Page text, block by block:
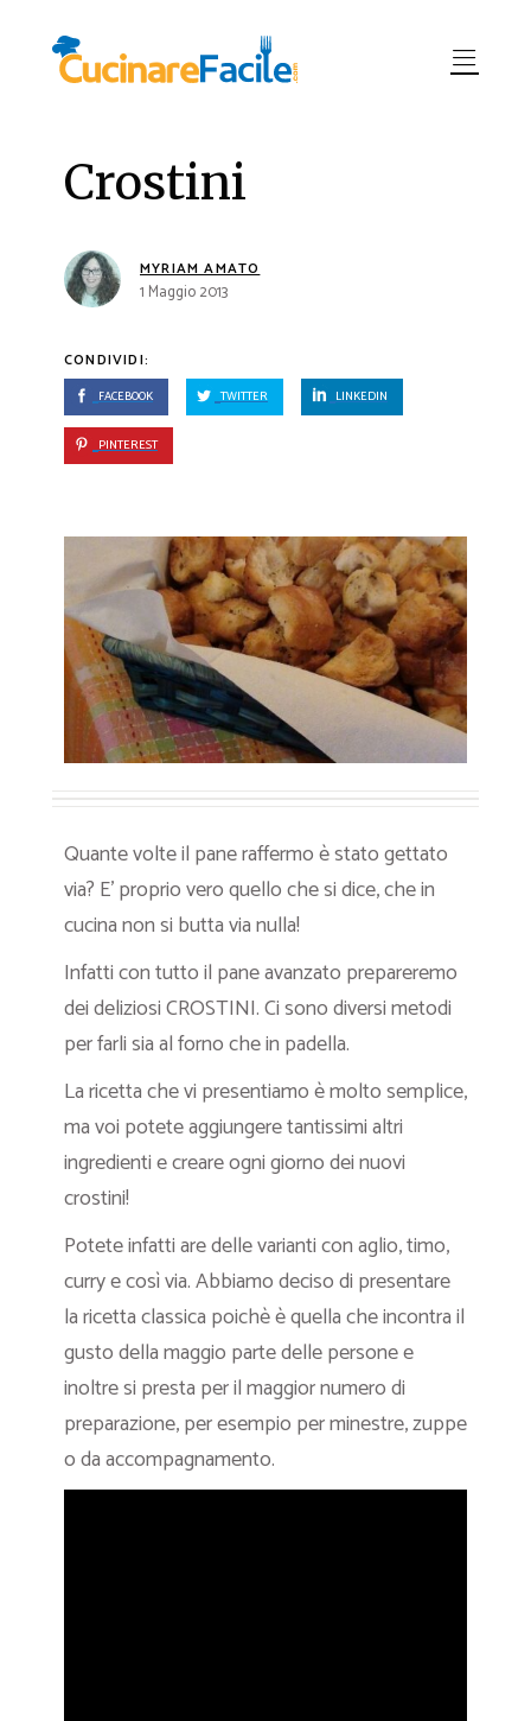
Crostini
MYRIAM AMATO
1 Maggio 2013
CONDIVIDI:
FACEBOOK TWITTER LINKEDIN
PINTEREST
Quante volte il pane raffermo è stato gettato
via? E’ proprio vero quello che si dice, che in
cucina non si butta via nulla!
Infatti con tutto il pane avanzato prepareremo
dei deliziosi CROSTINI. Ci sono diversi metodi
per farli sia al forno che in padella.
La ricetta che vi presentiamo è molto semplice,
ma voi potete aggiungere tantissimi altri
ingredienti e creare ogni giorno dei nuovi
crostini!
Potete infatti are delle varianti con aglio, timo,
curry e così via. Abbiamo deciso di presentare
la ricetta classica poichè è quella che incontra il
gusto della maggio parte delle persone e
inoltre si presta per il maggior numero di
preparazione, per esempio per minestre, zuppe
o da accompagnamento.